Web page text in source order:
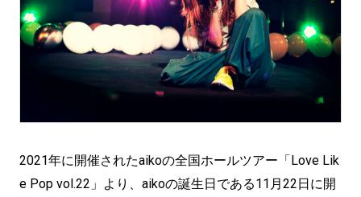
2021年に開催されたaikoの全国ホールツアー「Love Lik
e Pop vol.22」より、aikoの誕生日である11月22日に開